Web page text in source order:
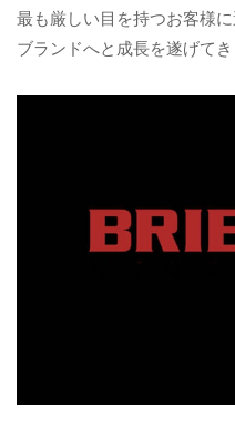
最も厳しい目を持つお客様
ブランドへと成長を遂げてき